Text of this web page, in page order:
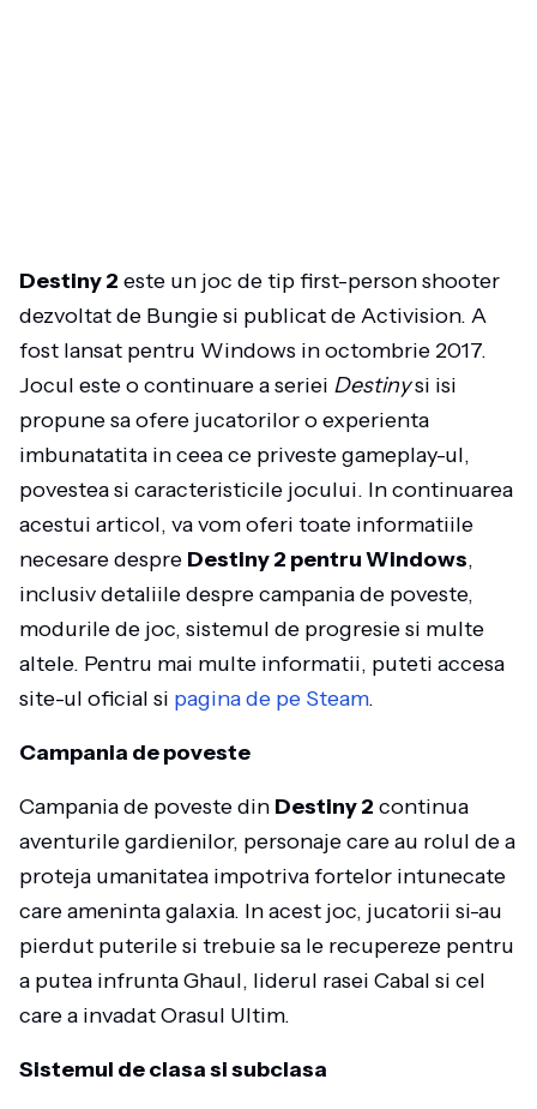
Destiny 2 este un joc de tip first-person shooter
dezvoltat de Bungie si publicat de Activision. A
fost lansat pentru Windows in octombrie 2017.
Jocul este o continuare a seriei Destinysi isi
propune sa ofere jucatorilor o experienta
imbunatatita in ceea ce priveste gameplay-ul,
povestea si caracteristicile jocului. In continuarea
acestui articol, va vom oferi toate informatiile
necesare despre Destiny 2 pentru Windows,
inclusiv detaliile despre campania de poveste,
modurile de joc, sistemul de progresie si multe
altele. Pentru mai multe informatii, puteti accesa
site-ul oficial si pagina de pe Steam.
Campania de poveste
Campania de poveste din Destiny 2 continua
aventurile gardienilor, personaje care au rolul de a
proteja umanitatea impotriva fortelor intunecate
care ameninta galaxia. In acest joc, jucatorii si-au
pierdut puterile si trebuie sa le recupereze pentru
a putea infrunta Ghaul, liderul rasei Cabal si cel
care a invadat Orasul Ultim.
Sistemul de clasa si subclasa